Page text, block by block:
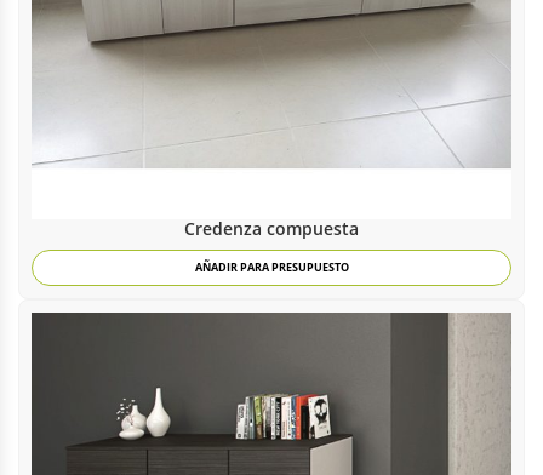
Credenza compuesta
AÑADIR PARA PRESUPUESTO